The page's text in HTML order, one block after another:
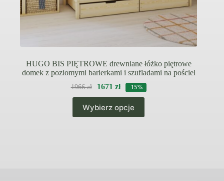
HUGO BIS PIĘTROWE drewniane łóżko piętrowe
domek z poziomymi barierkami i szufladami na pościel
1966zł 1671 zł -15%
Wybierz opcje
produkt
ma